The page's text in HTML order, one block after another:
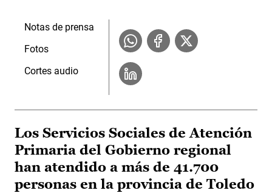
Notas de prensa
Fotos
Cortes audio
Los Servicios Sociales de Atención
Primaria del Gobierno regional
han atendido a más de 41.700
personas en la provincia de Toledo